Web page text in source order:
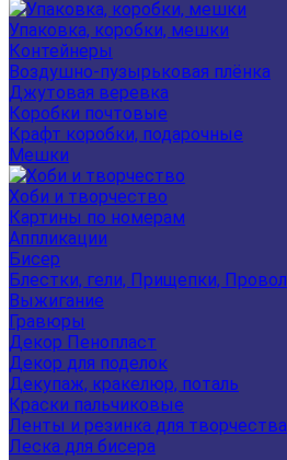
Упаковка, коробки, мешки
Контейнеры
Воздушно-пузырьковая плёнка
Джутовая веревка
Коробки почтовые
Крафт коробки, подарочные
Мешки
Хоби и творчество
Картины по номерам
Аппликации
Бисер
Блестки, гели, Прищепки,
Выжигание
Гравюры
Декор Пенопласт
Декор для поделок
Декупаж, кракелюр, поталь
Краски пальчиковые
Ленты и резинка для творчества
Леска для бисера